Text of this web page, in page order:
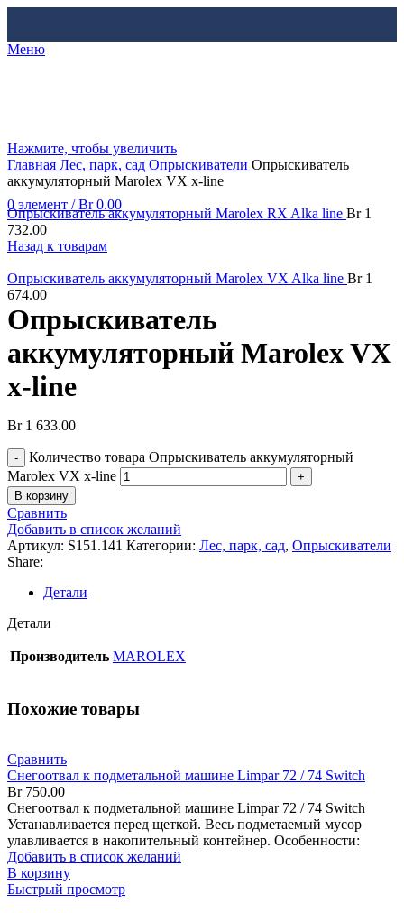
Меню
0 элемент / Br0.00
Нажмите, чтобы увеличить
Главная Лес, парк, сад Опрыскиватели Опрыскиватель
аккумуляторный Marolex VX x-line
Опрыскиватель аккумуляторный Marolex RX Alka line Br1
732.00
Назад к товарам
Опрыскиватель аккумуляторный Marolex VX Alka line Br1
674.00
Опрыскиватель
аккумуляторный Marolex VX
x-line
Br1 633.00
Количество товара Опрыскиватель аккумуляторный
Marolex VX x-line
В корзину
Сравнить
Добавить в список желаний
Артикул: S151.141 Категории: Лес, парк, сад, Опрыскиватели
Share:
Детали
Детали
Производитель MAROLEX
Похожие товары
Сравнить
Снегоотвал к подметальной машине Limpar 72 / 74 Switch
Br750.00
Снегоотвал к подметальной машине Limpar 72 / 74 Switch
Устанавливается перед щеткой. Весь подметаемый мусор
улавливается в накопительный контейнер. Особенности:
Добавить в список желаний
В корзину
Быстрый просмотр